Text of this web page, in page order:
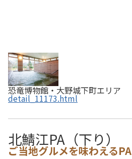
恐竜博物館・大野城下町エリア
detail_11173.html
北鯖江PA（下り）
ご当地グルメを味わえるPA